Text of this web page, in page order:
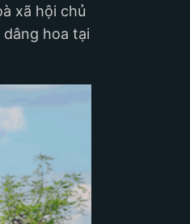
xã hội chủ
hoa tại